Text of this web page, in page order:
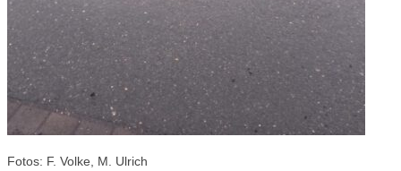
Fotos: F. Volke, M. Ulrich